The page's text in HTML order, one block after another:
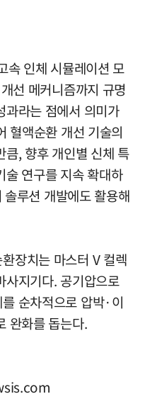
속 인체 시뮬레이션 모
선 메커니즘까지 규명
과라는 점에서 의미가
혈액순환 개선 기술의
큼, 향후 개인별 신체 특
술 연구를 지속 확대하
루션 개발에도 활용해
장치는 마스터 V 컬렉
사지기다. 공기압으로
순차적으로 압박·이
완화를 돕는다.